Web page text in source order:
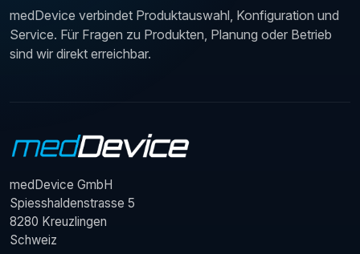
medDevice verbindet Produktauswahl, Konfiguration und
Service. Für Fragen zu Produkten, Planung oder Betrieb
sind wir direkt erreichbar.
medDevice GmbH
Spiesshaldenstrasse 5
8280 Kreuzlingen
Schweiz